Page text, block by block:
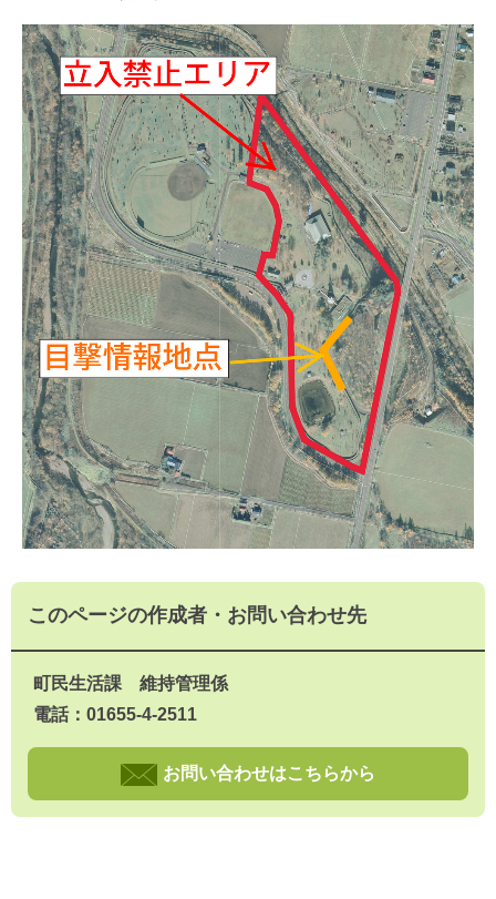
このページの作成者・お問い合わせ先
町民生活課 維持管理係
電話：01655-4-2511
お問い合わせはこちらから